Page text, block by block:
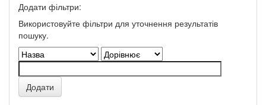
Додати фільтри:
Використовуйте фільтри для уточнення результатів
пошуку.